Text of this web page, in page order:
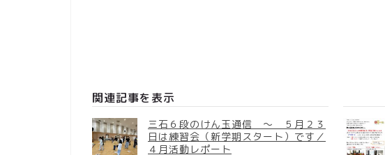
関連記事を表示
三石６段のけん玉通信 ～ ５月２３
日は練習会（新学期スタート）です／
４月活動レポート